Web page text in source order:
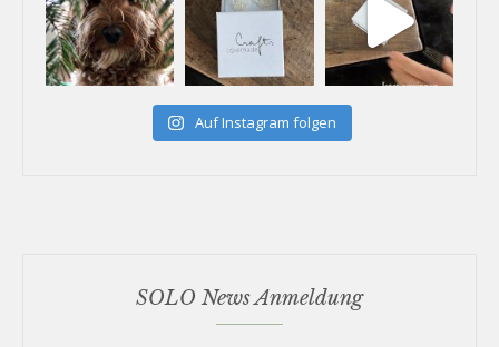
Auf Instagram folgen
SOLO News Anmeldung